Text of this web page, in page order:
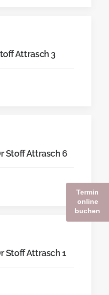
Attrasch 3
Stoff Attrasch 6
Stoff Attrasch 1
Termin
online
buchen